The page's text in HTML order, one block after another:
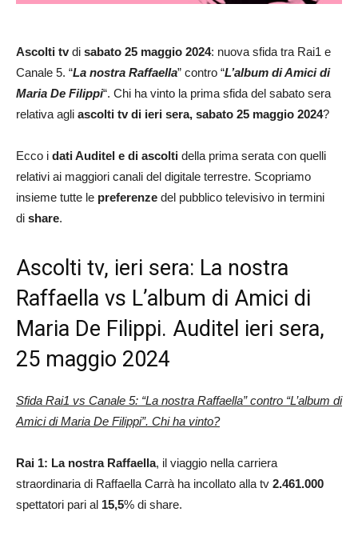
Ascolti tvdi sabato 25 maggio 2024: nuova sfida tra Rai1 e
Canale 5. “La nostra Raffaella” contro “L’album di Amici di
Maria De Filippi“. Chi ha vinto la prima sfida del sabato sera
relativa agli ascolti tv di ieri sera, sabato 25 maggio 2024?
Ecco i dati Auditel e di ascolti della prima serata con quelli
relativi ai maggiori canali del digitale terrestre. Scopriamo
insieme tutte le preferenze del pubblico televisivo in termini
di share.
Ascolti tv, ieri sera: La nostra
Raffaella vs L’album di Amici di
Maria De Filippi. Auditel ieri sera,
25 maggio 2024
Sfida Rai1 vs Canale 5: “La nostra Raffaella” contro “L’album di
Amici di Maria De Filippi”. Chi ha vinto?
Rai 1: La nostra Raffaella, il viaggio nella carriera
straordinaria di Raffaella Carrà ha incollato alla tv 2.461.000
spettatori pari al 15,5% di share.